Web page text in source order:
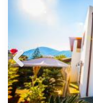
Previ
ous